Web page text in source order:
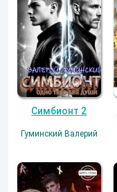
Симбионт 2
Гуминский Валерий